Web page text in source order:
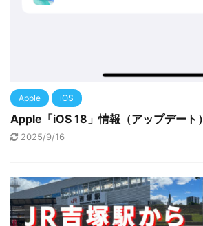
Apple iOS
Apple「iOS 18」情報（アップデート）
2025/9/16